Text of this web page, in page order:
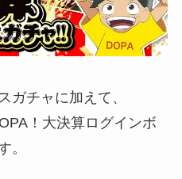
ガチャに加えて、
！大決算ログインボ
。